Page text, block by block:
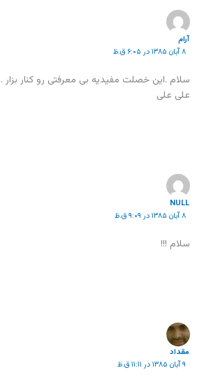
آرام
۸ آبان ۱۳۸۵ در ۶:۰۵ ق.ظ
سلام .این خصلت مفیدیه بی معرفتی رو کنار بزار
علی علی
NULL
۸ آبان ۱۳۸۵ در ۹:۰۹ ق.ظ
سلام !!!
مقداد
۹ آبان ۱۳۸۵ در ۱۱:۱۱ ق.ظ